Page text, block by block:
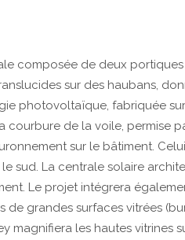
composée de deux
sur des haubans,
photovoltaïque, fabriquée
courbure de la voile, permise
sur le bâtiment.
le sud. La centrale solaire
Le projet intégrera
de grandes surfaces vitrées
magnifiera les hautes vitrines